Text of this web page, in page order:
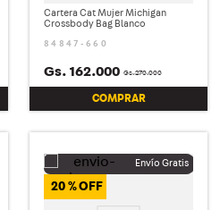
Cartera Cat Mujer Michigan
Crossbody Bag Blanco
84847-660
Gs.270.000
Gs. 162.000
COMPRAR
20 %